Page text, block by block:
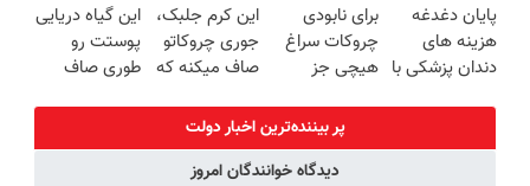
جلبک
با40%تخفیف
پایان دغدغه
هزینه های
دندان پزشکی با
کننده خانگی
برای نابودی
چروکات سراغ
هیچی جز
نرو(تخفیف40%)
این کرم جلبک،
جوری چروکاتو
صاف میکنه که
کردی!(تخفیف
ویژه)
این گیاه دریایی
پوستت رو
طوری صاف
شدی🔥
پر بیننده‌ترین اخبار دولت
دیدگاه خوانندگان امروز